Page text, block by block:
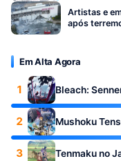
Artistas e
após
Em Alta Agora
1 Bleach:
2 Mushoku
3 Tenmaku no